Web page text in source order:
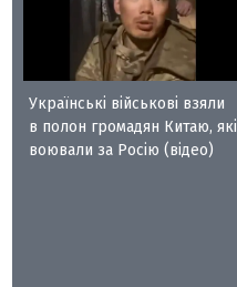
Українські військові взяли
в полон громадян Китаю, які
воювали за Росію (відео)